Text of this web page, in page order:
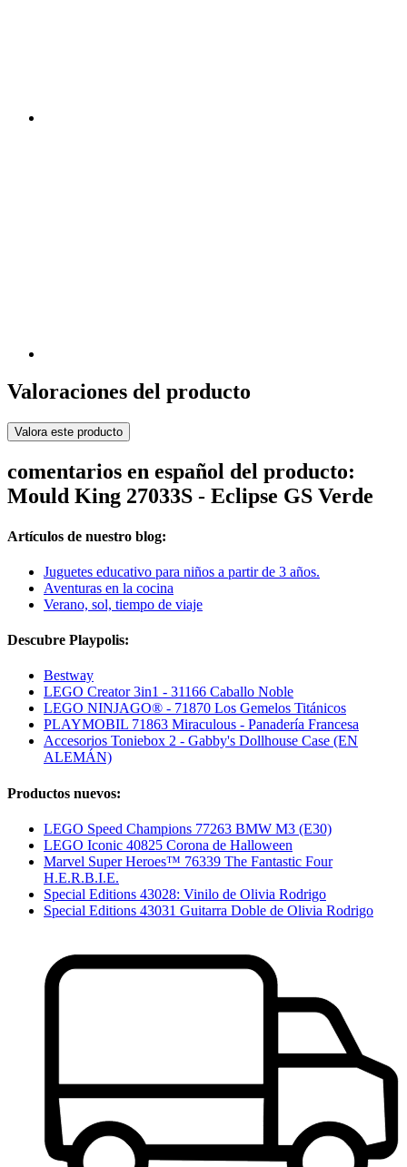
Valoraciones del producto
Valora este producto
comentarios en español del producto:
Mould King 27033S - Eclipse GS Verde
Artículos de nuestro blog:
Juguetes educativo para niños a partir de 3 años.
Aventuras en la cocina
Verano, sol, tiempo de viaje
Descubre Playpolis:
Bestway
LEGO Creator 3in1 - 31166 Caballo Noble
LEGO NINJAGO® - 71870 Los Gemelos Titánicos
PLAYMOBIL 71863 Miraculous - Panadería Francesa
Accesorios Toniebox 2 - Gabby's Dollhouse Case (EN
ALEMÁN)
Productos nuevos:
LEGO Speed Champions 77263 BMW M3 (E30)
LEGO Iconic 40825 Corona de Halloween
Marvel Super Heroes™ 76339 The Fantastic Four
H.E.R.B.I.E.
Special Editions 43028: Vinilo de Olivia Rodrigo
Special Editions 43031 Guitarra Doble de Olivia Rodrigo